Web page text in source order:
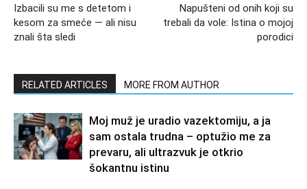
Izbacili su me s detetom i
kesom za smeće — ali nisu
znali šta sledi
Napušteni od onih koji su
trebali da vole: Istina o mojoj
porodici
RELATED ARTICLES MORE FROM AUTHOR
Moj muž je uradio vazektomiju, a ja
sam ostala trudna – optužio me za
prevaru, ali ultrazvuk je otkrio
šokantnu istinu